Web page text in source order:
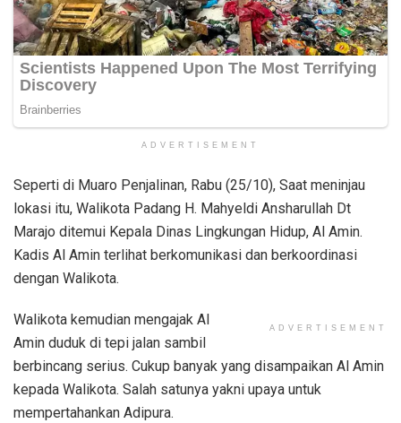
ADVERTISEMENT
Seperti di Muaro Penjalinan, Rabu (25/10), Saat meninjau
lokasi itu, Walikota Padang H. Mahyeldi Ansharullah Dt
Marajo ditemui Kepala Dinas Lingkungan Hidup, Al Amin.
Kadis Al Amin terlihat berkomunikasi dan berkoordinasi
dengan Walikota.
ADVERTISEMENT
Walikota kemudian mengajak Al
Amin duduk di tepi jalan sambil
berbincang serius. Cukup banyak yang disampaikan Al Amin
kepada Walikota. Salah satunya yakni upaya untuk
mempertahankan Adipura.